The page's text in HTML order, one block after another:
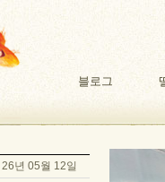
블로그
26년 05월 12일